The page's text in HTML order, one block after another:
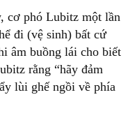
cơ phó Lubitz một lần
đi (vệ sinh) bất cứ
âm buồng lái cho biết
rằng “hãy đảm
lùi ghế ngồi về phía